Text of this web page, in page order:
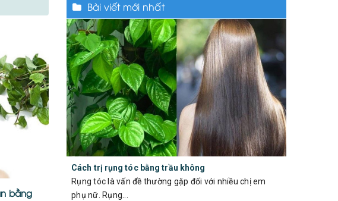
bằng
Bài viết mới nhất
Cách trị rụng tóc bằng trầu không
Rụng tóc là vấn đề thường gặp đối với nhiều chị em
phụ nữ. Rụng...